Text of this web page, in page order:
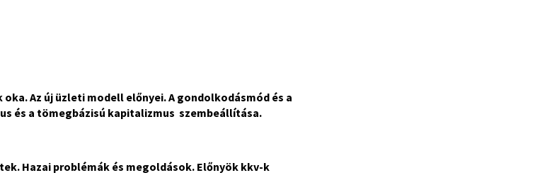
Az új üzleti modell előnyei. A gondolkodásmód és a
és a tömegbázisú kapitalizmus szembeállítása.
Hazai problémák és megoldások. Előnyök kkv-k